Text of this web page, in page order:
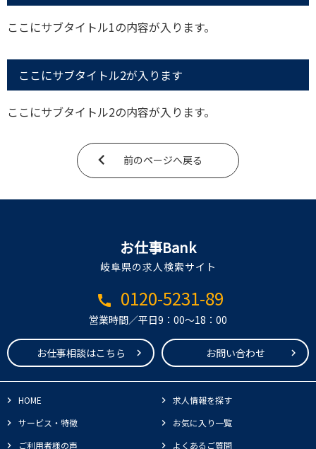
ここにサブタイトル1の内容が入ります。
ここにサブタイトル2が入ります
ここにサブタイトル2の内容が入ります。
前のページへ戻る
お仕事Bank
岐阜県の求人検索サイト
call 0120-5231-89
営業時間／平日9：00～18：00
お仕事相談はこちら お問い合わせ
HOME
求人情報を探す
サービス・特徴
お気に入り一覧
ご利用者様の声
よくあるご質問